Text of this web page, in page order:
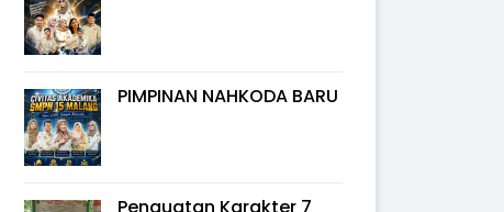
PIMPINAN NAHKODA BARU